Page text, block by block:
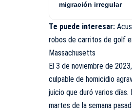
migración irregular
Te puede interesar:
robos de carritos de golf
Massachusetts
El 3 de noviembre de
culpable de homicidio
juicio que duró varios días.
martes de la semana